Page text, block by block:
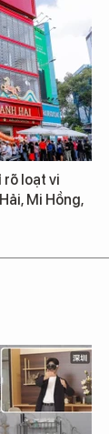
rõ loạt vi
Mi Hồng,